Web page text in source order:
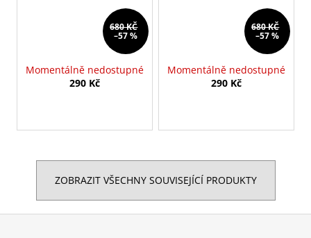
680 KČ
–57 %
Momentálně nedostupné
290 Kč
680 KČ
–57 %
Momentálně nedostupné
290 Kč
ZOBRAZIT VŠECHNY SOUVISEJÍCÍ PRODUKTY
Z